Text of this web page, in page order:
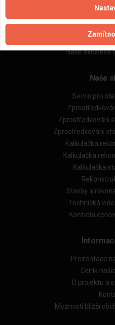
Zásady pro
Naše excelové
Naše
Servis pro
Zprostředkování
Zprostředkování
Kalkulačka
Kalkulačka
Kalkulačka
Stavby a
Technická
Kontrola
Prezentace
Ceník
O projektu a
Možnosti bližší